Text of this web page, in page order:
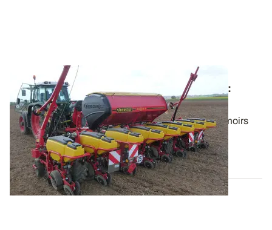
Résultats d’essais - Semis rapide du maïs
:
quels impacts sur le rendement ?
De plus en plus de constructeurs proposent des semoirs
monograine capables de travailler...
19 AVR. 2018